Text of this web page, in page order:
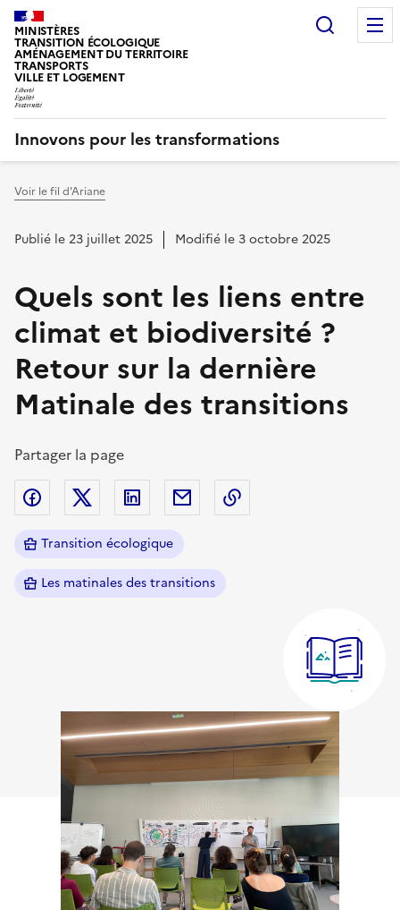
MINISTÈRES
TRANSITION ÉCOLOGIQUE
AMÉNAGEMENT DU TERRITOIRE
TRANSPORTS
VILLE ET LOGEMENT
Innovons pour les transformations
Voir le fil d'Ariane
Publié le 23 juillet 2025 Modifié le 3 octobre 2025
Quels sont les liens entre
climat et biodiversité ?
Retour sur la dernière
Matinale des transitions
Partager la page
Partager sur Facebook
Partager sur Twitter (X)
Partager sur Linkedin
Partager par email
Transition écologique
Les matinales des transitions